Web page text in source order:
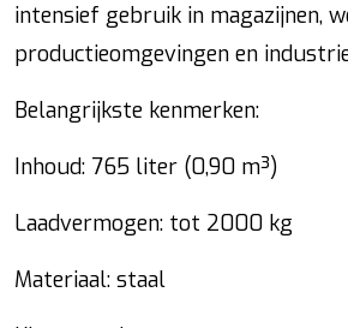
intensief gebruik in magazijnen,
productieomgevingen en
Belangrijkste kenmerken:
Inhoud: 765 liter (0,90 m³)
Laadvermogen: tot 2000 kg
Materiaal: staal